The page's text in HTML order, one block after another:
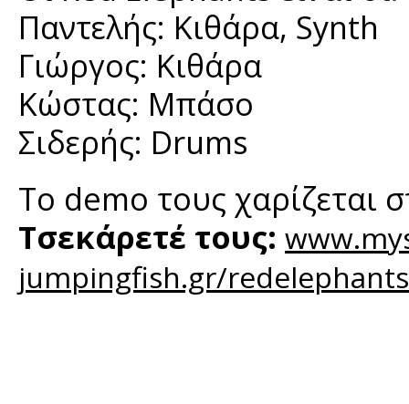
Παντελής: Κιθάρα, Synth
Γιώργος: Κιθάρα
Κώστας: Μπάσο
Σιδερής: Drums
Το demo τους χαρίζεται
Τσεκάρετέ τους:
jumpingfish.gr/redelephants